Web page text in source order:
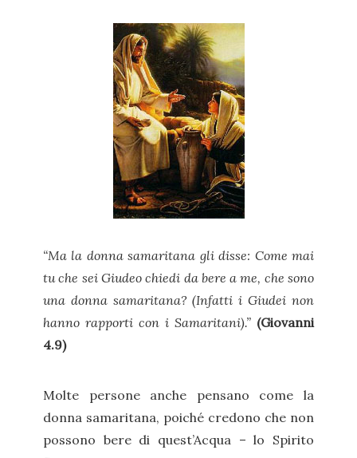
“Ma la donna samaritana gli disse: Come mai
tu che sei Giudeo chiedi da bere a me, che sono
una donna samaritana? (Infatti i Giudei non
hanno rapporti con i Samaritani).” (Giovanni
4.9)
Molte persone anche pensano come la
donna samaritana, poiché credono che non
possono bere di quest’Acqua – lo Spirito